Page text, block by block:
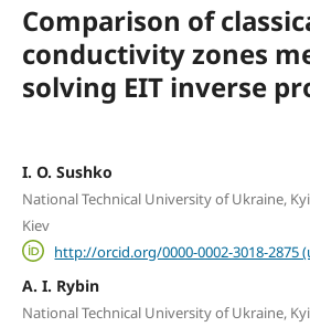
Comparison of
conductivity zones
solving EIT inverse
I. O. Sushko
National Technical University of Ukraine,
Kiev
http://orcid.org/0000-0002-3018-2875
A. I. Rybin
National Technical University of Ukraine,